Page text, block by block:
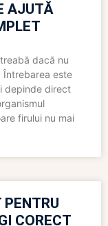
AJUTĂ
dacă nu
Întrebarea este
depinde direct
firului nu mai
CORECT